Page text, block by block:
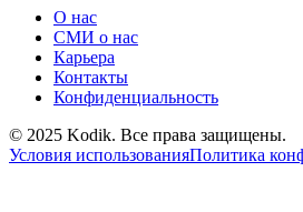
О нас
СМИ о нас
Карьера
Контакты
Конфиденциальность
© 2025 Kodik. Все права защищены.
Условия использованияПолитика